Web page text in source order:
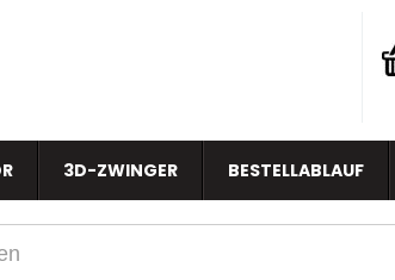
3D-ZWINGER BESTELLABLAUF